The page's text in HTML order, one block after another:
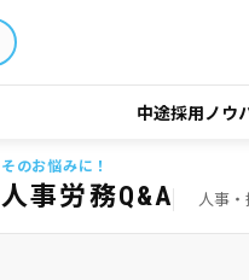
中途採用ノウ
そのお悩みに！
人事労務Q&A 人事